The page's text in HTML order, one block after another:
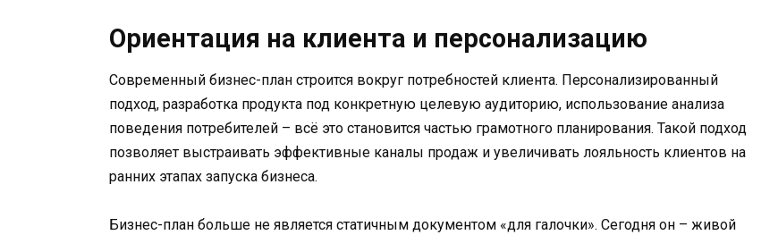
Ориентация на клиента и персонализацию
Современный бизнес-план строится вокруг потребностей клиента. Персонализированный
подход, разработка продукта под конкретную целевую аудиторию, использование анализа
поведения потребителей – всё это становится частью грамотного планирования. Такой подход
позволяет выстраивать эффективные каналы продаж и увеличивать лояльность клиентов на
ранних этапах запуска бизнеса.
Бизнес-план больше не является статичным документом «для галочки». Сегодня он – живой